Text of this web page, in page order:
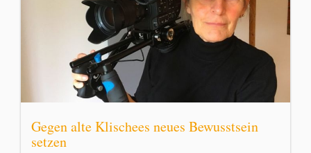
Gegen alte Klischees neues Bewusstsein
setzen